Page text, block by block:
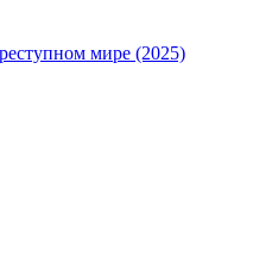
мире (2025)